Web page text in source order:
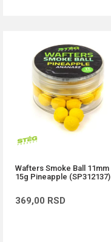
Wafters Smoke Ball 11mm
15g Pineapple (SP312137)
369,00 RSD